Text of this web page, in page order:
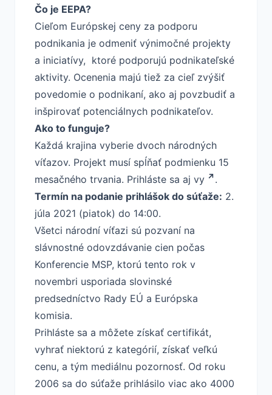
Čo je EEPA?
Cieľom Európskej ceny za podporu
podnikania je odmeniť výnimočné projekty
a iniciatívy, ktoré podporujú podnikateľské
aktivity. Ocenenia majú tiež za cieľ zvýšiť
povedomie o podnikaní, ako aj povzbudiť a
inšpirovať potenciálnych podnikateľov.
Ako to funguje?
Každá krajina vyberie dvoch národných
víťazov. Projekt musí spĺňať podmienku 15
mesačného trvania. Prihláste sa aj vy
.
Termín na podanie prihlášok do súťaže: 2.
júla 2021 (piatok) do 14:00.
Všetci národní víťazi sú pozvaní na
slávnostné odovzdávanie cien počas
Konferencie MSP, ktorú tento rok v
novembri usporiada slovinské
predsedníctvo Rady EÚ a Európska
komisia.
Prihláste sa a môžete získať certifikát,
vyhrať niektorú z kategórií, získať veľkú
cenu, a tým mediálnu pozornosť. Od roku
2006 sa do súťaže prihlásilo viac ako 4000